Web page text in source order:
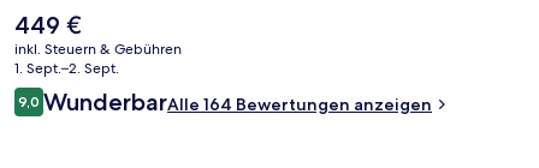
dich im Wellnessbereich mit Tiefengewebe-Massagen,
Aromatherapie und ayurvedischen Anwendungen verwöhnen
lassen. Seascape, eins von 2 Restaurants, serviert mediterrane
Küche und ist zum Frühstück, Mittagessen und Abendessen
geöffnet. Als weitere Highlights bietet diese Unterkunft mit All-
inclusive-Leistungen einen Fitnessbereich, einen Whirlpool und 2
Der
aktuelle
Preis
beträgt
449 €.
449 €
inkl. Steuern & Gebühren
1. Sept.–2. Sept.
Bewertungen
9,09,0 von 10.
WunderbarAlle 164 Bewertungen anzeigen